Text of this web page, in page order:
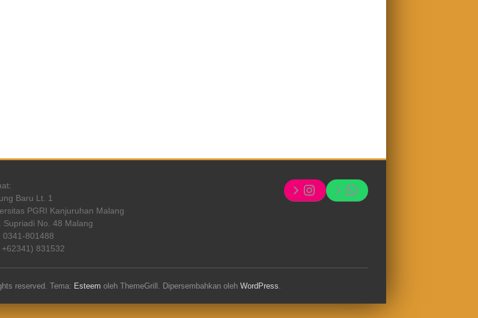
Baru Lt. 1
PGRI Kanjuruhan Malang
Supriadi No. 48 Malang
0341-801488
+62341) 831532
InstagramWhatsapp
reserved. Tema: Esteem oleh ThemeGrill. Dipersembahkan oleh WordPress